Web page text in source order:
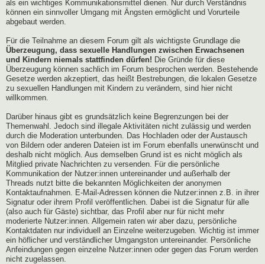
als ein wichtiges Kommunikationsmittel dienen. Nur durch Verständnis
können ein sinnvoller Umgang mit Ängsten ermöglicht und Vorurteile
abgebaut werden.
Für die Teilnahme an diesem Forum gilt als wichtigste Grundlage die
Überzeugung, dass sexuelle Handlungen zwischen Erwachsenen
und Kindern niemals stattfinden dürfen! Die Gründe für diese
Überzeugung können sachlich im Forum besprochen werden. Bestehende
Gesetze werden akzeptiert, das heißt Bestrebungen, die lokalen Gesetze
zu sexuellen Handlungen mit Kindern zu verändern, sind hier nicht
willkommen.
Darüber hinaus gibt es grundsätzlich keine Begrenzungen bei der
Themenwahl. Jedoch sind illegale Aktivitäten nicht zulässig und werden
durch die Moderation unterbunden. Das Hochladen oder der Austausch
von Bildern oder anderen Dateien ist im Forum ebenfalls unerwünscht und
deshalb nicht möglich. Aus demselben Grund ist es nicht möglich als
Mitglied private Nachrichten zu versenden. Für die persönliche
Kommunikation der Nutzer:innen untereinander und außerhalb der
Threads nutzt bitte die bekannten Möglichkeiten der anonymen
Kontaktaufnahmen. E-Mail-Adressen können die Nutzer:innen z.B. in ihrer
Signatur oder ihrem Profil veröffentlichen. Dabei ist die Signatur für alle
(also auch für Gäste) sichtbar, das Profil aber nur für nicht mehr
moderierte Nutzer:innen. Allgemein raten wir aber dazu, persönliche
Kontaktdaten nur individuell an Einzelne weiterzugeben. Wichtig ist immer
ein höflicher und verständlicher Umgangston untereinander. Persönliche
Anfeindungen gegen einzelne Nutzer:innen oder gegen das Forum werden
nicht zugelassen.